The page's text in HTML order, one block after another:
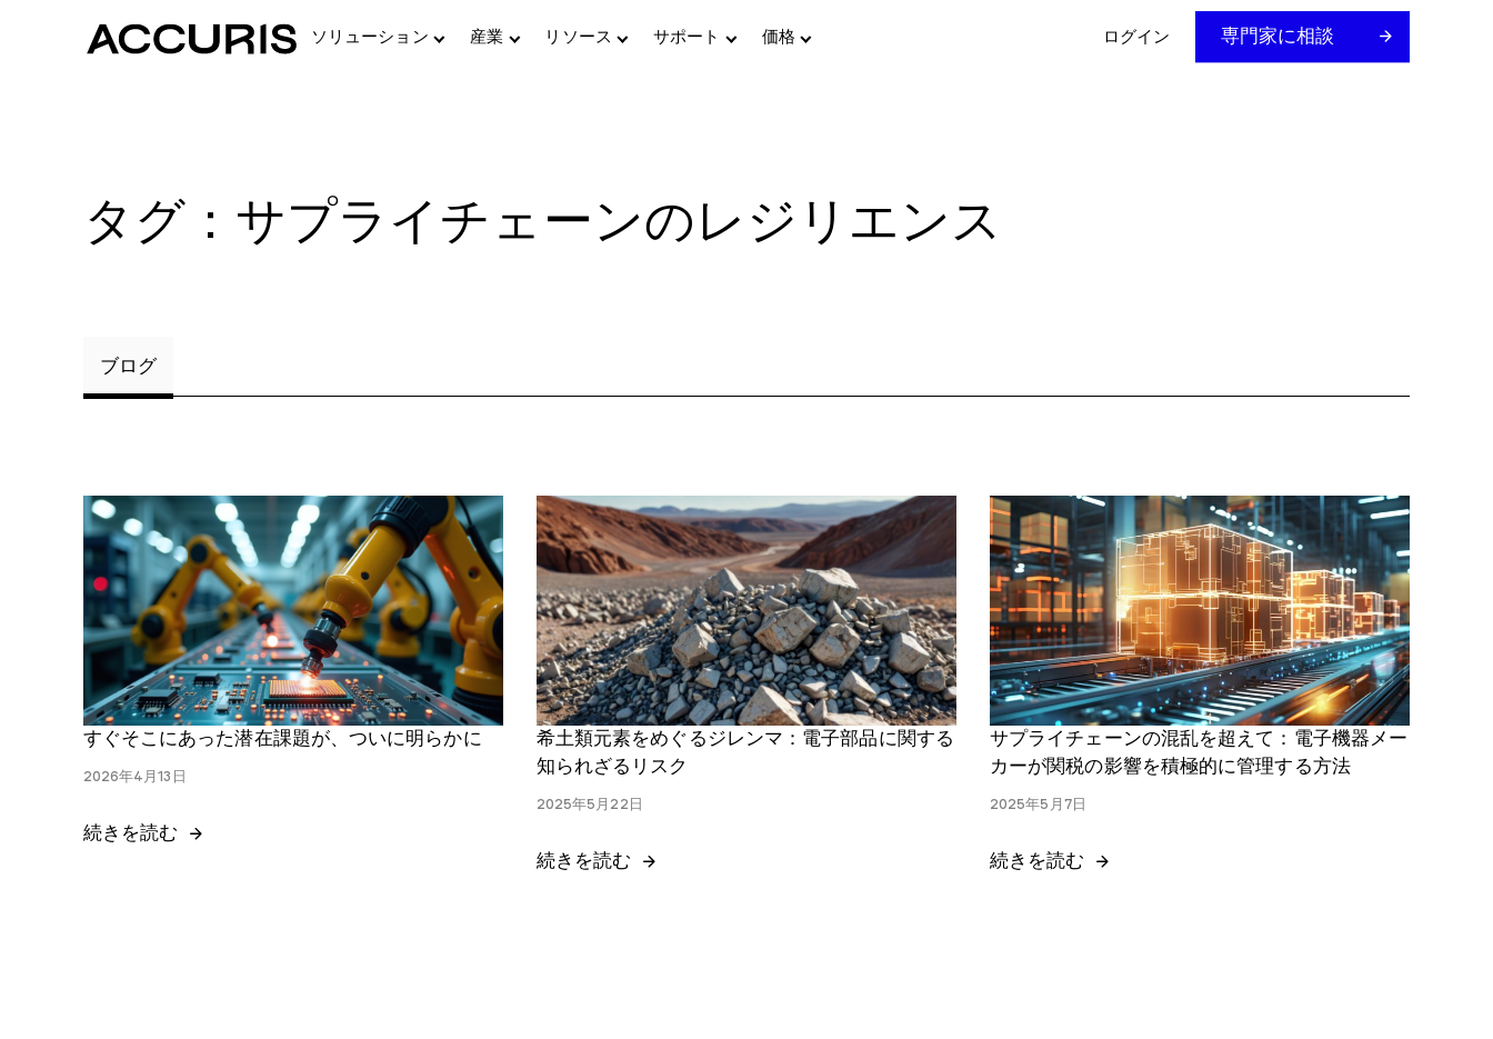
ソリューション
Engineering Workbench
Goldfire
複数の情報源にわたる詳細なセマンティック検索
個別の規格を購入
当社のオンラインストアから、必要な文書をすばやく購入してダ
ウンロードできます。
規格を購入
AIを活用したBOMインテリジェンス・ワー
Haystack Gold
防衛サプライチェーンを強化するためのセキュアなアク
セス
Construction Information Services
産業 リソース
ニュース
Accurisの最新リリースと業界ニュース
イト
導入事例
サポート 価格 ログイン 専門家に相談
タグ：サプライチェーンのレジリエンス
ブログ
すぐそこにあった潜在課題が、ついに明らかに
2026年4月13日
続きを読む
希土類元素をめぐるジレンマ：電子部品に関する
知られざるリスク
2025年5月22日
続きを読む
サプライチェーンの混乱を超えて：電子機器メー
カーが関税の影響を積極的に管理する方法
2025年5月7日
続きを読む